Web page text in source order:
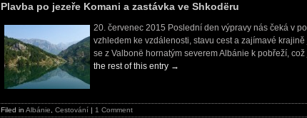
Plavba po jezeře Komani a zastávka ve Shkodëru
20. červenec 2015 Poslední den výpravy nás čeká v
vzhledem ke vzdálenosti, stavu cest a zajímavé
se z Valbonë hornatým severem Albánie k pobřeží,
the rest of this entry →
Filed in Albánie Cestování | 1 Comment